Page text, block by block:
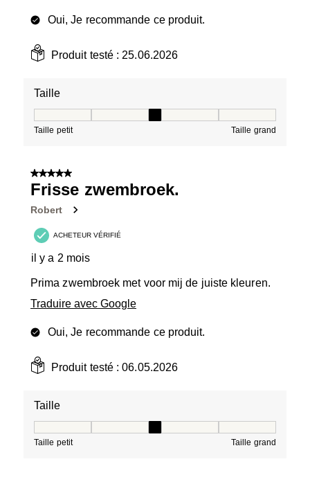
Oui, Je recommande ce produit.
Produit testé :25.06.2026
Taille
Taille petit Taille grand
5 sur 5 étoiles.
Frisse zwembroek.
Robert
ACHETEUR VÉRIFIÉ
il y a 2 mois
Prima zwembroek met voor mij de juiste kleuren.
Traduire avec Google
Oui, Je recommande ce produit.
Produit testé :06.05.2026
Taille
Taille petit Taille grand